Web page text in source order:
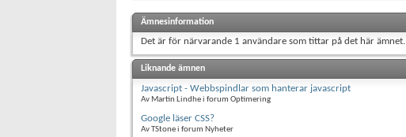
Ämnesinformation
Det är för närvarande 1 användare som tittar på det här ämnet.
Liknande ämnen
Javascript - Webbspindlar som hanterar javascript
Av Martin Lindhe i forum Optimering
Google läser CSS?
Av TStone i forum Nyheter